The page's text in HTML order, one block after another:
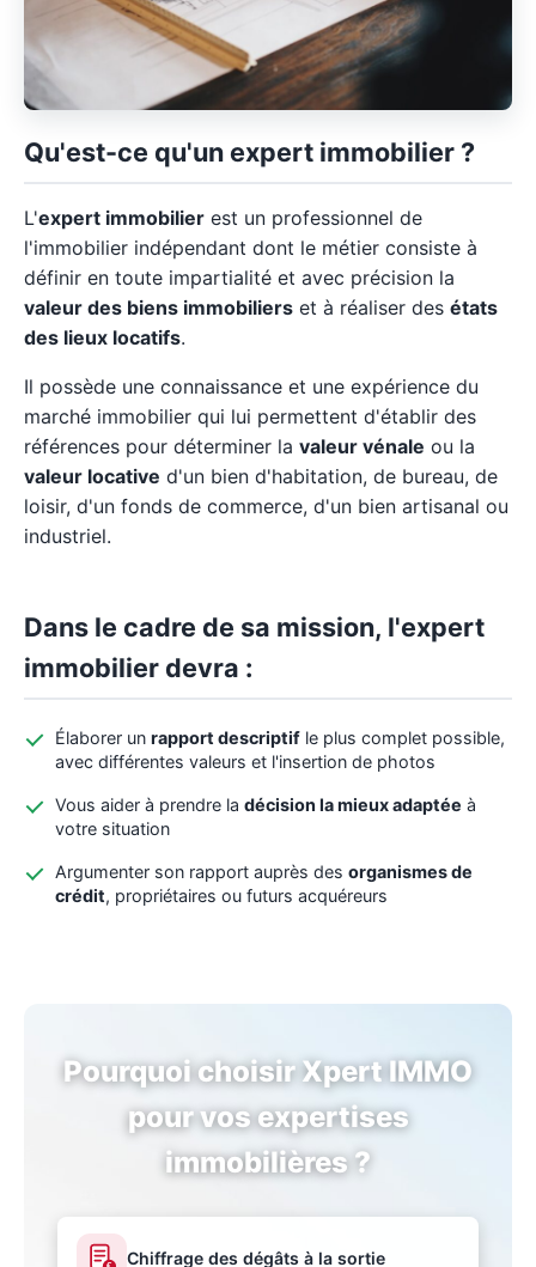
Qu'est-ce qu'un expert immobilier ?
L'expert immobilier est un professionnel de
l'immobilier indépendant dont le métier consiste à
définir en toute impartialité et avec précision la
valeur des biens immobiliers et à réaliser des états
des lieux locatifs.
Il possède une connaissance et une expérience du
marché immobilier qui lui permettent d'établir des
références pour déterminer la valeur vénale ou la
valeur locative d'un bien d'habitation, de bureau, de
loisir, d'un fonds de commerce, d'un bien artisanal ou
industriel.
Dans le cadre de sa mission, l'expert
immobilier devra :
Élaborer un rapport descriptif le plus complet possible,
avec différentes valeurs et l'insertion de photos
Vous aider à prendre la décision la mieux adaptée à
votre situation
Argumenter son rapport auprès des organismes de
crédit, propriétaires ou futurs acquéreurs
Pourquoi choisir Xpert IMMO
pour vos expertises
immobilières ?
Chiffrage des dégâts à la sortie